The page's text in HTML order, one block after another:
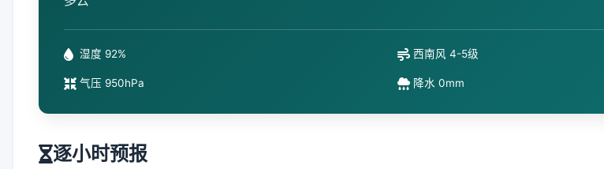
湿度 92% 西南风 4-5级
气压 950hPa 降水 0mm
逐小时预报